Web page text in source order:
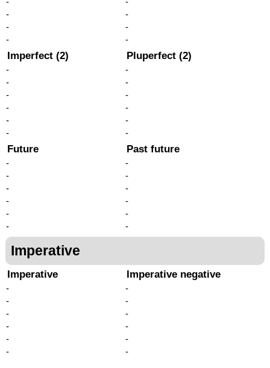
-
-
-
-
-
-
Imperfect (2)
-
-
-
-
-
-
Pluperfect (2)
-
-
-
-
-
-
Future
-
-
-
-
-
-
Past future
-
-
-
-
-
-
Imperative
Imperative
-
-
-
-
-
-
Imperative negative
-
-
-
-
-
-